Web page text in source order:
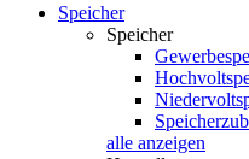
Speicher
Speicher
alle anzeigen